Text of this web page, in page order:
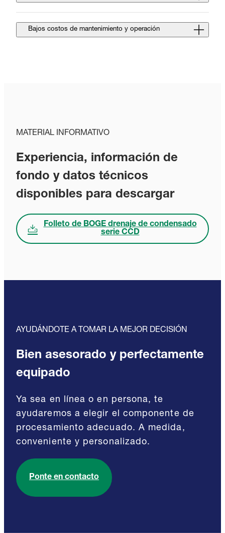
Bajos costos de mantenimiento y operación
MATERIAL INFORMATIVO
Experiencia, información de
fondo y datos técnicos
disponibles para descargar
Folleto de BOGE drenaje de condensado
serie CCD
AYUDÁNDOTE A TOMAR LA MEJOR DECISIÓN
Bien asesorado y perfectamente
equipado
Ya sea en línea o en persona, te
ayudaremos a elegir el componente de
procesamiento adecuado. A medida,
conveniente y personalizado.
Ponte en contacto